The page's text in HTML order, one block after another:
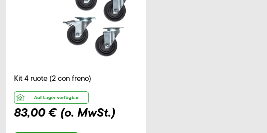
Kit 4 ruote (2 con freno)
83,00 € (o. MwSt.)